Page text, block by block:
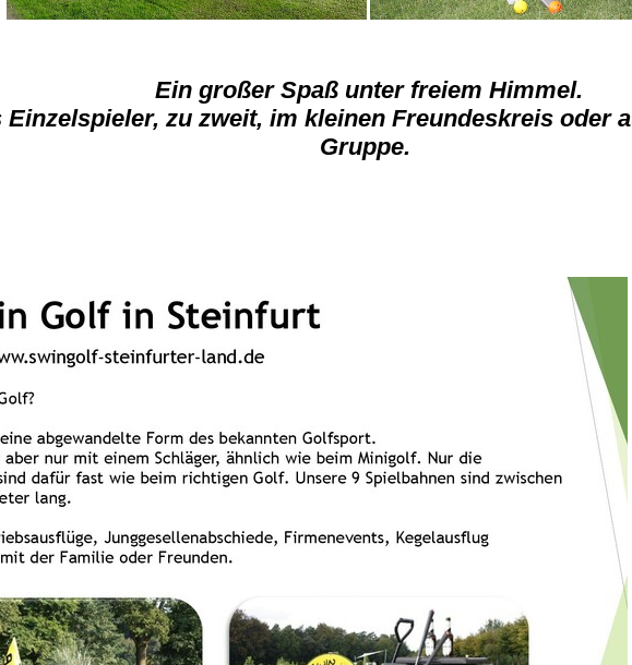
Ein großer Spaß unter freiem Himmel.
Einzelspieler, zu zweit, im kleinen Freundeskreis oder
Gruppe.